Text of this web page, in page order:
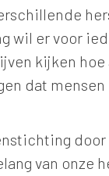
wil er voor
kijken
dat
van onze